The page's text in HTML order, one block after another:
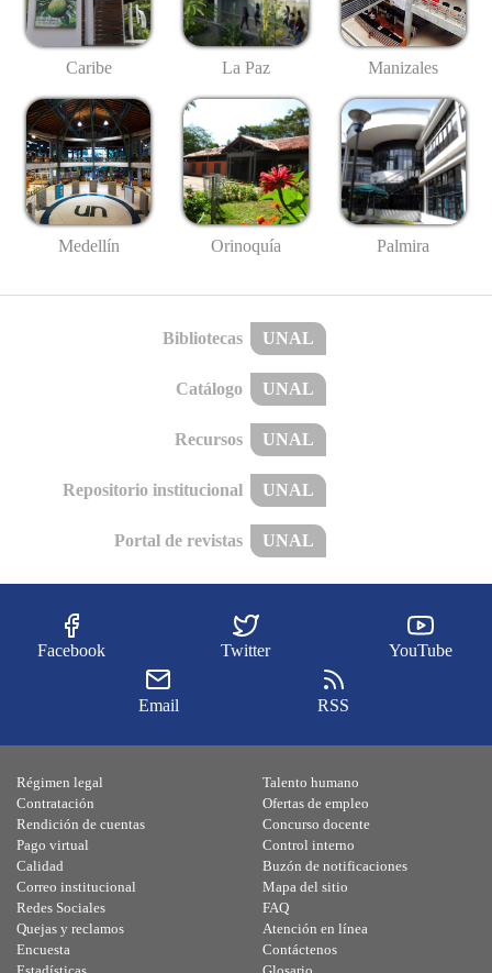
Caribe La Paz Manizales
Medellín Orinoquía Palmira
Bibliotecas UNAL
Catálogo UNAL
Recursos UNAL
Repositorio institucional UNAL
Portal de revistas UNAL
Facebook Twitter YouTube
Email RSS
Régimen legal
Contratación
Rendición de cuentas
Pago virtual
Calidad
Talento humano
Ofertas de empleo
Concurso docente
Control interno
Buzón de notificaciones
Correo institucional
Redes Sociales
Quejas y reclamos
Encuesta
Mapa del sitio
FAQ
Atención en línea
Contáctenos